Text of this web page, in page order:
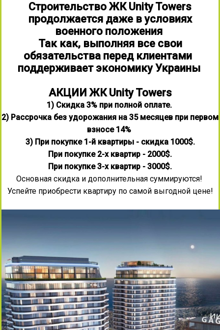
Строительство ЖК Unity Towers
продолжается даже в условиях
военного положения
Так как, выполняя все свои
обязательства перед клиентами
поддерживает экономику Украины
АКЦИИ ЖК Unity Towers
1) Скидка 3% при полной оплате.
2) Рассрочка без удорожания на 35 месяцев при первом
взносе 14%
3) При покупке 1-й квартиры - скидка 1000$.
При покупке 2-х квартир - 2000$.
При покупке 3-х квартир - 3000$.
Основная скидка и дополнительная суммируются!
Успейте приобрести квартиру по самой выгодной цене!